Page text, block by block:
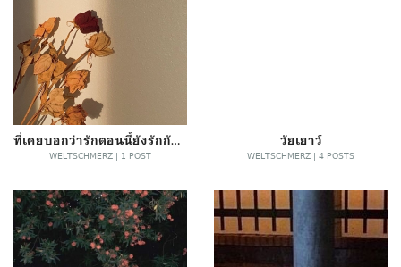
ที่เคยบอกว่ารักตอนนี้ยังรักกันอยู่ไหม
WELTSCHMERZ | 1 POST
วัยเยาว์
WELTSCHMERZ | 4 POSTS